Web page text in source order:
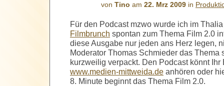
von Tino am 22. Mrz 2009 in
Für den Podcast mzwo wurde ich im
Filmbrunch spontan zum Thema Film 2.0
diese Ausgabe nur jeden ans Herz legen,
Moderator Thomas Schmieder das Thema
kurzweilig verpackt. Den Podcast könnt Ihr
www.medien-mittweida.de anhören oder
8. Minute beginnt das Thema Film 2.0.